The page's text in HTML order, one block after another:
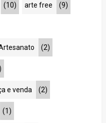
(10) arte free (9)
(2)
e venda (2)
(1)